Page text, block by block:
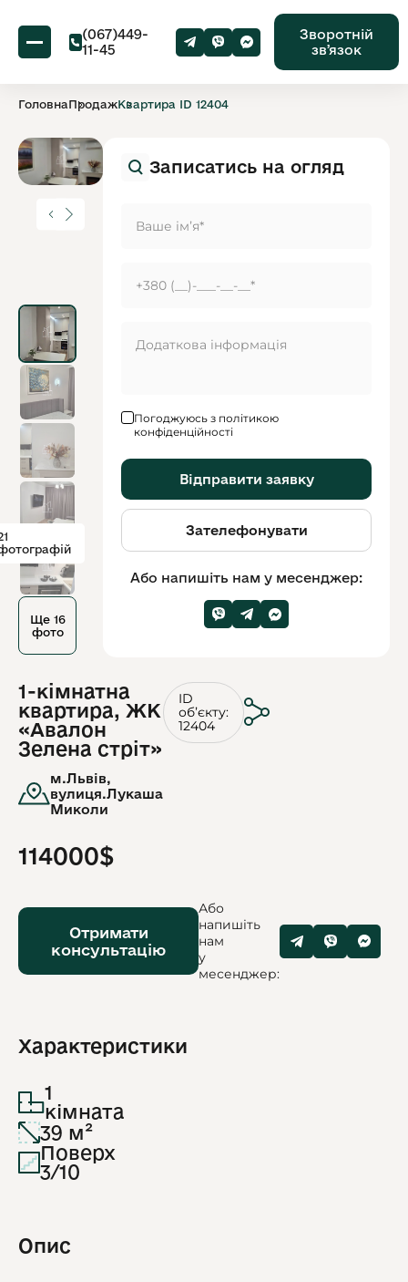
(067)449-
11-45
Зворотній
звʼязок
ГоловнаПродажКвартира ID 12404
Ще 16
фото
1-кімнатна
квартира, ЖК
«Авалон
Зелена стріт»
м.Львів,
вулиця.Лукаша
Миколи
ID
обʼєкту:
12404
114000$
Отримати
консультацію
Або
напишіть
нам
у
месенджер:
Характеристики
1
кімната
39 м²
Поверх
3/10
Опис
Записатись на огляд
Погоджуюсь з політикою
конфіденційності
Відправити заявку
Зателефонувати
Або напишіть нам у месенджер: